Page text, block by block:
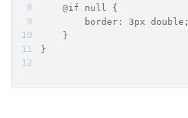
    @if null {
        border: 3px double;
    }
}